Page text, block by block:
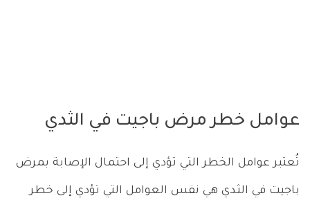
عوامل خطر مرض باجيت في الثدي
تُعتبر عوامل الخطر التي تؤدي إلى احتمال الإصابة بمرض
باجيت في الثدي هي نفس العوامل التي تؤدي إلى خطر